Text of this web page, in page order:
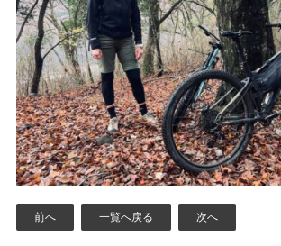
前へ 一覧へ戻る 次へ